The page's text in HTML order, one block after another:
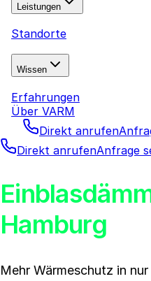
Leistungen
Standorte
Wissen
Erfahrungen
Über VARM
Direkt anrufen
Direkt anrufenAnfrage
Hamburg
Mehr Wärmeschutz in